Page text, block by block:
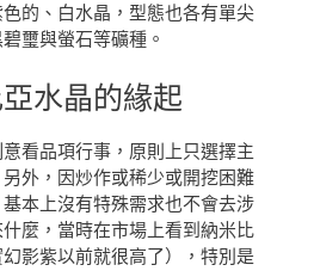
的、白水晶，型態也各有單尖
璽與螢石等礦種。
水晶的緣起
看品項行事，原則上只選擇主
外，因炒作或稀少或開挖困難
本上沒有特殊需求也不會去涉
麼，當時在市場上看到納米比
影紫以前就很高了），特別是